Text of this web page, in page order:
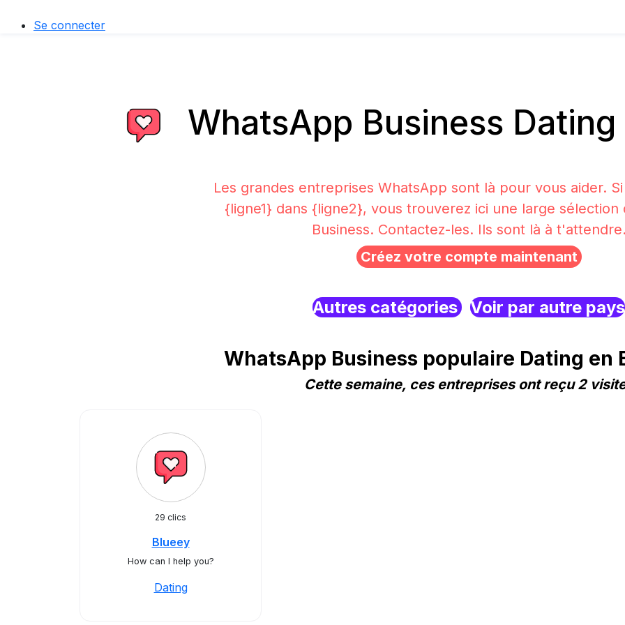
Se connecter
WhatsApp Business
Les grandes entreprises WhatsApp sont là pour vous aider.
{ligne1} dans {ligne2}, vous trouverez ici une large sélection
Business. Contactez-les. Ils sont là à t'attendre.
Créez votre compte maintenant
Autres catégories Voir par autre pays
WhatsApp Business populaire Dating en
Cette semaine, ces entreprises ont reçu 2
29 clics
Blueey
How can I help you?
Dating